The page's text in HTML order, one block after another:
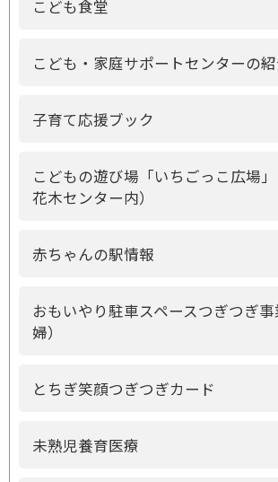
こども食堂
こども・家庭サポートセンターの
子育て応援ブック
こどもの遊び場「いちごっこ広場
花木センター内）
赤ちゃんの駅情報
おもいやり駐車スペースつぎつぎ
婦）
とちぎ笑顔つぎつぎカード
未熟児養育医療